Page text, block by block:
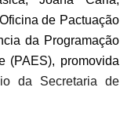
de Pactuação
da Programação
(PAES), promovida
da Secretaria de